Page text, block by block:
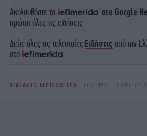
Ακολουθήστε το στο Google
πρώτοι όλες τις ειδήσεις
Δείτε όλες τις τελευταίες Ειδήσεις από την
στο
ΔΙΑΒΑΣΤΕ ΠΕΡΙΣΣΟΤΕΡΑ ΤΡΑΓΟΎΔΙ ΠΑΝΗΓΎΡΙΑ